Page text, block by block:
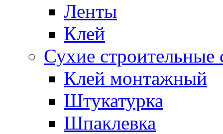
Ленты
Клей
Сухие
Клей монтажный
Штукатурка
Шпаклевка